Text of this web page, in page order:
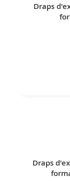
Draps
Draps